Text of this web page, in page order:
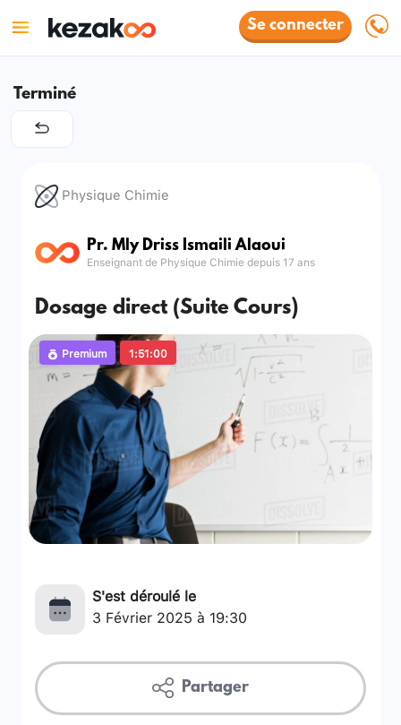
Se connecter
Terminé
Physique Chimie
Pr. Mly Driss Ismaili Alaoui
Enseignant de Physique Chimie depuis 17 ans
Dosage direct (Suite Cours)
Premium 1:51:00
S'est déroulé le
3 Février 2025 à 19:30
Partager